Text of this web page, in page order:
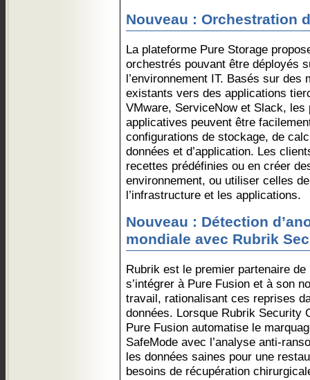
Nouveau : Orchestration
La plateforme Pure Storage
orchestrés pouvant être déployés
l’environnement IT. Basés sur des
existants vers des applications
VMware, ServiceNow et Slack, les
applicatives peuvent être
configurations de stockage, de
données et d’application. Les
recettes prédéfinies ou en créer
environnement, ou utiliser celles
l’infrastructure et les applications.
Nouveau : Détection
mondiale avec Rubrik
Rubrik est le premier partenaire
s’intégrer à Pure Fusion et à son
travail, rationalisant ces reprises
données. Lorsque Rubrik Security
Pure Fusion automatise le
SafeMode avec l’analyse anti-
les données saines pour une
besoins de récupération